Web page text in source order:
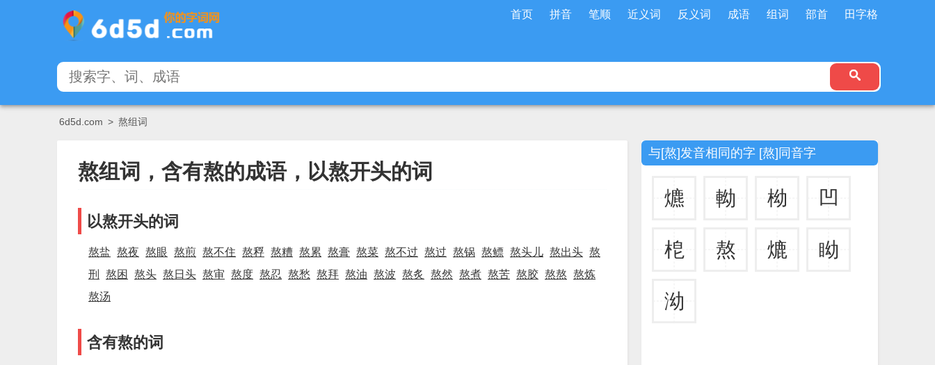
首页 拼音 笔顺 近义词 反义词 成语 组词 部首 田字格
6d5d.com > 熬组词
熬组词，含有熬的成语，以熬开头的词
以熬开头的词
熬盐 熬夜 熬眼 熬煎 熬不住 熬稃 熬糟 熬累 熬膏 熬菜 熬不过 熬过 熬锅 熬鳔 熬头儿 熬出头 熬
刑
熬困 熬头 熬日头 熬审 熬度 熬忍 熬愁 熬拜 熬油 熬波 熬炙 熬然 熬煮 熬苦 熬胶 熬熬 熬炼
熬汤
含有熬的词
与[熬]发音相同的字 [熬]同音字
爊 軪 柪 凹
梎 熬 熝 眑
泑